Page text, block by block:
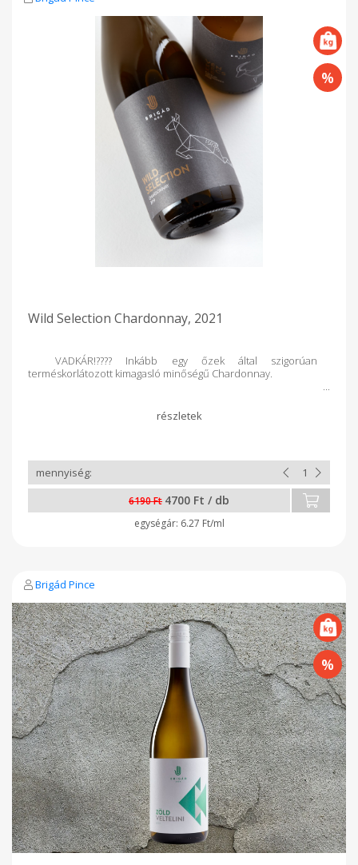
Wild Selection Chardonnay, 2021
VADKÁR!???? Inkább egy őzek által szigorúan
terméskorlátozott kimagasló minőségű Chardonnay.
6190 Ft 4700 Ft / db
6.27 Ft/ml
Brigád Pince